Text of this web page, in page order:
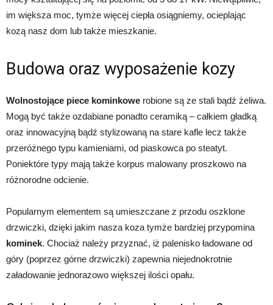
im większa moc, tymże więcej ciepła osiągniemy, ocieplając
kozą nasz dom lub także mieszkanie.
Budowa oraz wyposażenie kozy
Wolnostojące piece kominkowe robione są ze stali bądź żeliwa.
Mogą być także ozdabiane ponadto ceramiką – całkiem gładką
oraz innowacyjną bądź stylizowaną na stare kafle lecz także
przeróżnego typu kamieniami, od piaskowca po steatyt.
Poniektóre typy mają także korpus malowany proszkowo na
różnorodne odcienie.
Popularnym elementem są umieszczane z przodu oszklone
drzwiczki, dzięki jakim nasza koza tymże bardziej przypomina
kominek. Chociaż należy przyznać, iż palenisko ładowane od
góry (poprzez górne drzwiczki) zapewnia niejednokrotnie
załadowanie jednorazowo większej ilości opału.